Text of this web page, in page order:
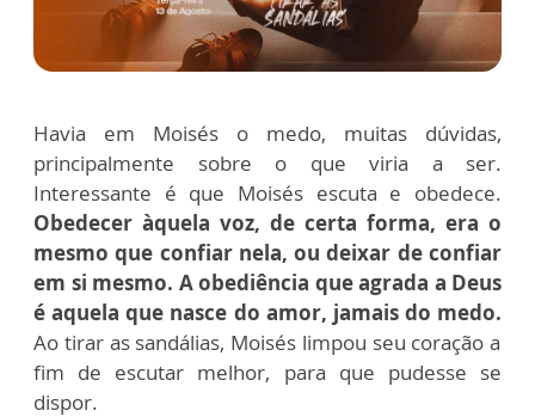
Havia em Moisés o medo, muitas dúvidas,
principalmente sobre o que viria a ser.
Interessante é que Moisés escuta e obedece.
Obedecer àquela voz, de certa forma, era o
mesmo que confiar nela, ou deixar de confiar
em si mesmo. A obediência que agrada a Deus
é aquela que nasce do amor, jamais do medo.
Ao tirar as sandálias, Moisés limpou seu coração a
fim de escutar melhor, para que pudesse se
dispor.